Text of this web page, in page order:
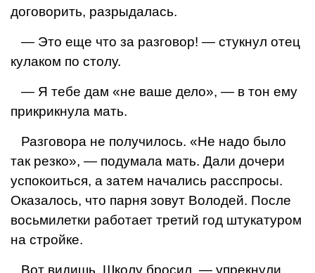
договорить, разрыда­лась.
— Это еще что за разго­вор! — стукнул отец
кулаком по столу.
— Я тебе дам «не ваше дело», — в тон ему
прикрик­нула мать.
Разговора не получилось. «Не надо было
так резко», — подумала мать. Дали дочери
успокоиться, а затем нача­лись расспросы.
Оказалось, что парня зовут Володей. После
восьмилетки работа­ет третий год штукатуром
на стройке.
Вот видишь. Школу бросил, — упрекнули